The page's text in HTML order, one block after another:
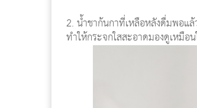
2. น้ำชาก้นกาที่เหลือหลังดื่มพอแ
ทำให้กระจกใสสะอาดมองดูเหมือ